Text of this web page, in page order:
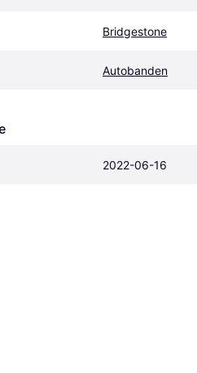
Bridgestone
Autobanden
2022-06-16